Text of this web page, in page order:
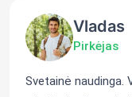
Vladas
Pirkėjas
Svetainė naudinga.